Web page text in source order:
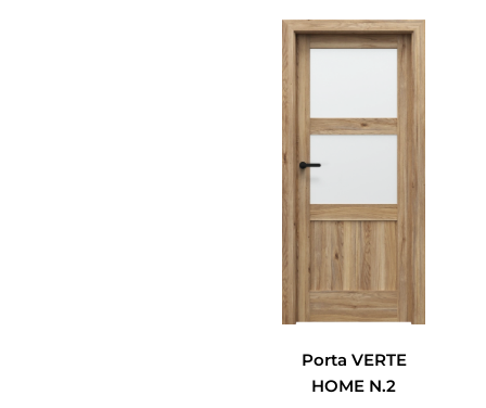
Porta VERTE
HOME N.2